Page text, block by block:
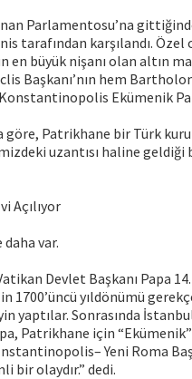
Parlamentosu’na
tarafından karşılandı.
en büyük nişanı olan altın
Başkanı’nın hem
Ekümenik
göre, Patrikhane bir Türk
uzantısı haline geldiği
Açılıyor
var.
Devlet Başkanı Papa
1700’üncü yıldönümü
yaptılar. Sonrasında
Patrikhane için
Yeni Roma
bir olaydır.” dedi.